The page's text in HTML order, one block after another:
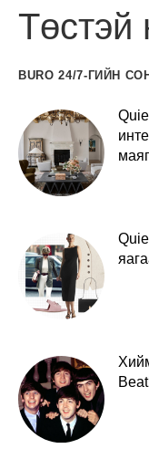
Төстэй
BURO 24/7-ГИЙН
маяг